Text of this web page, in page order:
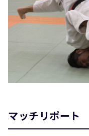
マッチリポート